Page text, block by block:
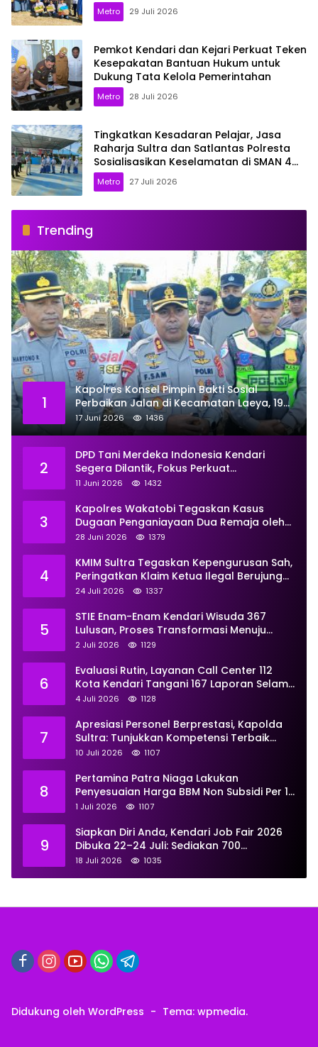
Metro 29 Juli 2026
Pemkot Kendari dan Kejari Perkuat Teken
Kesepakatan Bantuan Hukum untuk
Dukung Tata Kelola Pemerintahan
Metro 28 Juli 2026
Tingkatkan Kesadaran Pelajar, Jasa
Raharja Sultra dan Satlantas Polresta
Sosialisasikan Keselamatan di SMAN 4
Kendari
Metro 27 Juli 2026
Trending
1
Kapolres Konsel Pimpin Bakti Sosial
Perbaikan Jalan di Kecamatan Laeya, 19
Titik Rusak Siap Ditambal
17 Juni 2026 1436
2
DPD Tani Merdeka Indonesia Kendari
Segera Dilantik, Fokus Perkuat
Pemberdayaan
11 Juni 2026 1432
3
Kapolres Wakatobi Tegaskan Kasus
Dugaan Penganiayaan Dua Remaja oleh
Dua Anggota Ditangani Secara
28 Juni 2026 1379
4
KMIM Sultra Tegaskan Kepengurusan Sah,
Peringatkan Klaim Ketua Ilegal Berujung
Proses Hukum
24 Juli 2026 1337
5
STIE Enam-Enam Kendari Wisuda 367
Lulusan, Proses Transformasi Menuju
Universitas Resmi Diterima
2 Juli 2026 1129
6
Evaluasi Rutin, Layanan Call Center 112
Kota Kendari Tangani 167 Laporan Selama
Juni
4 Juli 2026 1128
7
Apresiasi Personel Berprestasi, Kapolda
Sultra: Tunjukkan Kompetensi Terbaik
untuk Masyarakat
10 Juli 2026 1107
8
Pertamina Patra Niaga Lakukan
Penyesuaian Harga BBM Non Subsidi Per 1
Juli 2026, Berikut Rinciannya
1 Juli 2026 1107
9
Siapkan Diri Anda, Kendari Job Fair 2026
Dibuka 22–24 Juli: Sediakan 700
Lowongan dari 30 Perusahaan
18 Juli 2026 1035
Didukung oleh WordPress - Tema: wpmedia.